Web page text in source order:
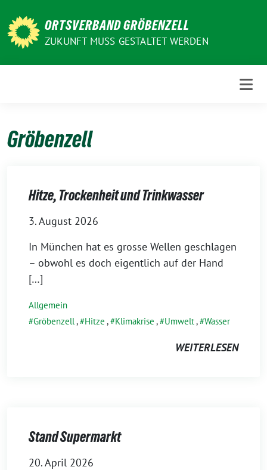
zum
Inhalt
ORTSVERBAND GRÖBENZELL
ZUKUNFT MUSS GESTALTET WERDEN
Gröbenzell
Hitze, Trockenheit und Trinkwasser
3. August 2026
In München hat es grosse Wellen geschlagen
– obwohl es doch eigentlich auf der Hand
[…]
Allgemein
Gröbenzell, Hitze , Klimakrise , Umwelt, Wasser
WEITERLESEN
Stand Supermarkt
20. April 2026